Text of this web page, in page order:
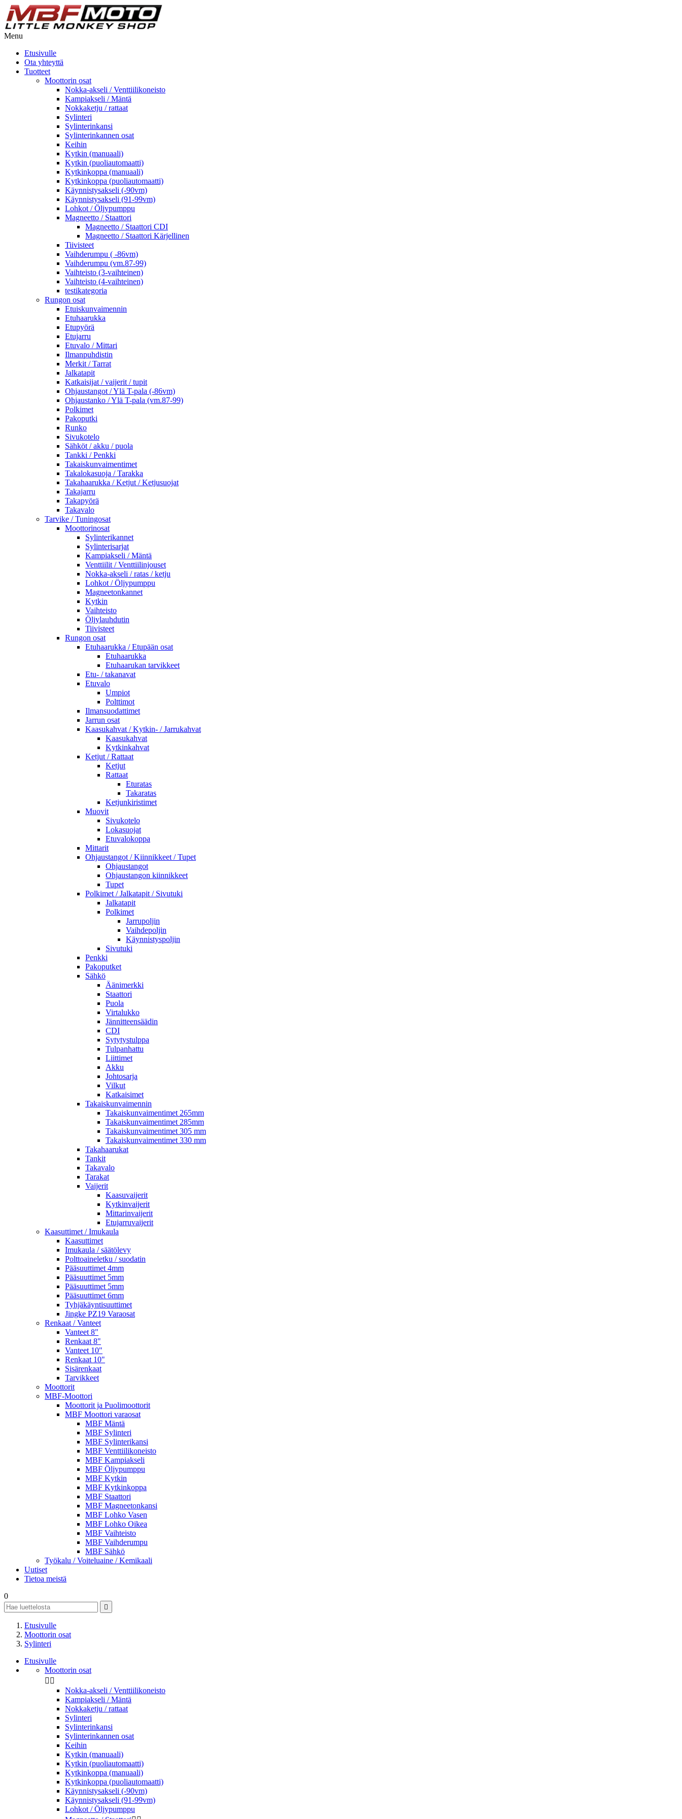
Menu
Etusivulle
Ota yhteyttä
Tuotteet
Moottorin osat
Nokka-akseli / Venttiilikoneisto
Kampiakseli / Mäntä
Nokkaketju / rattaat
Sylinteri
Sylinterinkansi
Sylinterinkannen osat
Keihin
Kytkin (manuaali)
Kytkin (puoliautomaatti)
Kytkinkoppa (manuaali)
Kytkinkoppa (puoliautomaatti)
Käynnistysakseli (-90vm)
Käynnistysakseli (91-99vm)
Lohkot / Öljypumppu
Magneetto / Staattori
Magneetto / Staattori CDI
Magneetto / Staattori Kärjellinen
Tiivisteet
Vaihderumpu ( -86vm)
Vaihderumpu (vm.87-99)
Vaihteisto (3-vaihteinen)
Vaihteisto (4-vaihteinen)
testikategoria
Rungon osat
Etuiskunvaimennin
Etuhaarukka
Etupyörä
Etujarru
Etuvalo / Mittari
Ilmanpuhdistin
Merkit / Tarrat
Jalkatapit
Katkaisijat / vaijerit / tupit
Ohjaustangot / Ylä T-pala (-86vm)
Ohjaustanko / Ylä T-pala (vm.87-99)
Polkimet
Pakoputki
Runko
Sivukotelo
Sähköt / akku / puola
Tankki / Penkki
Takaiskunvaimentimet
Takalokasuoja / Tarakka
Takahaarukka / Ketjut / Ketjusuojat
Takajarru
Takapyörä
Takavalo
Tarvike / Tuningosat
Moottorinosat
Sylinterikannet
Sylinterisarjat
Kampiakseli / Mäntä
Venttiilit / Venttiilinjouset
Nokka-akseli / ratas / ketju
Lohkot / Öljypumppu
Magneetonkannet
Kytkin
Vaihteisto
Öljylauhdutin
Tiivisteet
Rungon osat
Etuhaarukka / Etupään osat
Etuhaarukka
Etuhaarukan tarvikkeet
Etu- / takanavat
Etuvalo
Umpiot
Polttimot
Ilmansuodattimet
Jarrun osat
Kaasukahvat / Kytkin- / Jarrukahvat
Kaasukahvat
Kytkinkahvat
Ketjut / Rattaat
Ketjut
Rattaat
Eturatas
Takaratas
Ketjunkiristimet
Muovit
Sivukotelo
Lokasuojat
Etuvalokoppa
Mittarit
Ohjaustangot / Kiinnikkeet / Tupet
Ohjaustangot
Ohjaustangon kiinnikkeet
Tupet
Polkimet / Jalkatapit / Sivutuki
Jalkatapit
Polkimet
Jarrupoljin
Vaihdepoljin
Käynnistyspoljin
Sivutuki
Penkki
Pakoputket
Sähkö
Äänimerkki
Staattori
Puola
Virtalukko
Jännitteensäädin
CDI
Sytytystulppa
Tulpanhattu
Liittimet
Akku
Johtosarja
Vilkut
Katkaisimet
Takaiskunvaimennin
Takaiskunvaimentimet 265mm
Takaiskunvaimentimet 285mm
Takaiskunvaimentimet 305 mm
Takaiskunvaimentimet 330 mm
Takahaarukat
Tankit
Takavalo
Tarakat
Vaijerit
Kaasuvaijerit
Kytkinvaijerit
Mittarinvaijerit
Etujarruvaijerit
Kaasuttimet / Imukaula
Kaasuttimet
Imukaula / säätölevy
Polttoaineletku / suodatin
Pääsuuttimet 4mm
Pääsuuttimet 5mm
Pääsuuttimet 5mm
Pääsuuttimet 6mm
Tyhjäkäyntisuuttimet
Jingke PZ19 Varaosat
Renkaat / Vanteet
Vanteet 8"
Renkaat 8"
Vanteet 10"
Renkaat 10"
Sisärenkaat
Tarvikkeet
Moottorit
MBF-Moottori
Moottorit ja Puolimoottorit
MBF Moottori varaosat
MBF Mäntä
MBF Sylinteri
MBF Sylinterikansi
MBF Venttiilikoneisto
MBF Kampiakseli
MBF Öljypumppu
MBF Kytkin
MBF Kytkinkoppa
MBF Staattori
MBF Magneetonkansi
MBF Lohko Vasen
MBF Lohko Oikea
MBF Vaihteisto
MBF Vaihderumpu
MBF Sähkö
Työkalu / Voiteluaine / Kemikaali
Uutiset
Tietoa meistä
0

Etusivulle
Moottorin osat
Sylinteri
Etusivulle
Moottorin osat
 
Nokka-akseli / Venttiilikoneisto
Kampiakseli / Mäntä
Nokkaketju / rattaat
Sylinteri
Sylinterinkansi
Sylinterinkannen osat
Keihin
Kytkin (manuaali)
Kytkin (puoliautomaatti)
Kytkinkoppa (manuaali)
Kytkinkoppa (puoliautomaatti)
Käynnistysakseli (-90vm)
Käynnistysakseli (91-99vm)
Lohkot / Öljypumppu